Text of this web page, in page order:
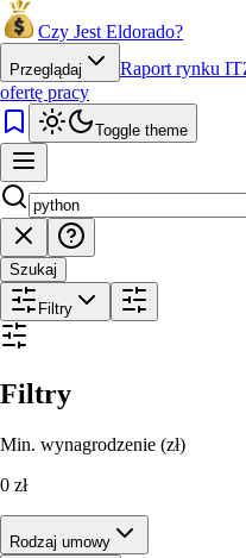
Czy Jest Eldorado?
Przeglądaj Raport rynku IT
ofertę pracy
Toggle theme
Szukaj
Filtry
Filtry
Min. wynagrodzenie (zł)
0 zł
Rodzaj umowy